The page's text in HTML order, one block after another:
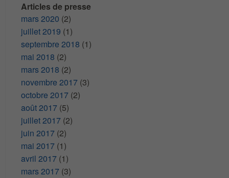
Articles de presse
mars 2020 (2)
juillet 2019 (1)
septembre 2018 (1)
mai 2018 (2)
mars 2018 (2)
novembre 2017 (3)
octobre 2017 (2)
août 2017 (5)
juillet 2017 (2)
juin 2017 (2)
mai 2017 (1)
avril 2017 (1)
mars 2017 (3)